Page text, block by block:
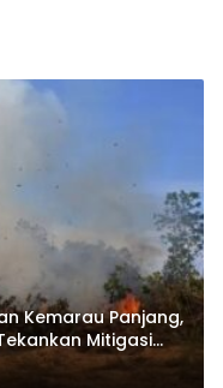
Kemarau Panjang,
Mitigasi